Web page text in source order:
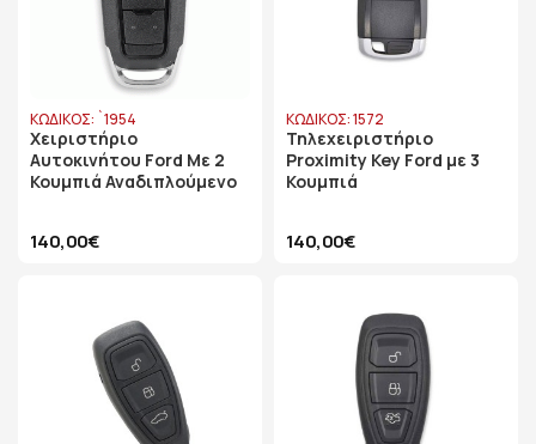
ΚΩΔΙΚΟΣ: `1954
Χειριστήριο
Αυτοκινήτου Ford Με 2
Κουμπιά Αναδιπλούμενο
140,00€
ΚΩΔΙΚΟΣ: 1572
Τηλεχειριστήριο
Proximity Key Ford με 3
Κουμπιά
140,00€